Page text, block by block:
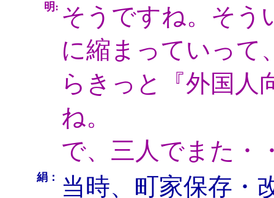
明: そうですね。そう
に縮まっていって
らきっと『外国人
ね。
で、三人でまた・
絹：
当時、町家保存・